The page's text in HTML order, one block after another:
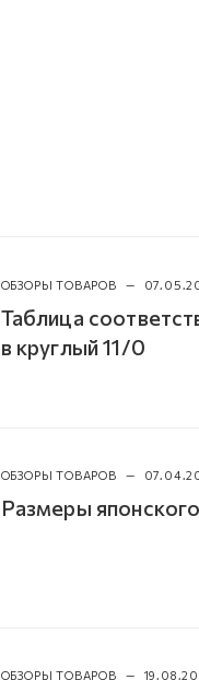
ОБЗОРЫ ТОВАРОВ —
Таблица
в круглый 11/0
ОБЗОРЫ ТОВАРОВ —
Размеры
ОБЗОРЫ ТОВАРОВ —